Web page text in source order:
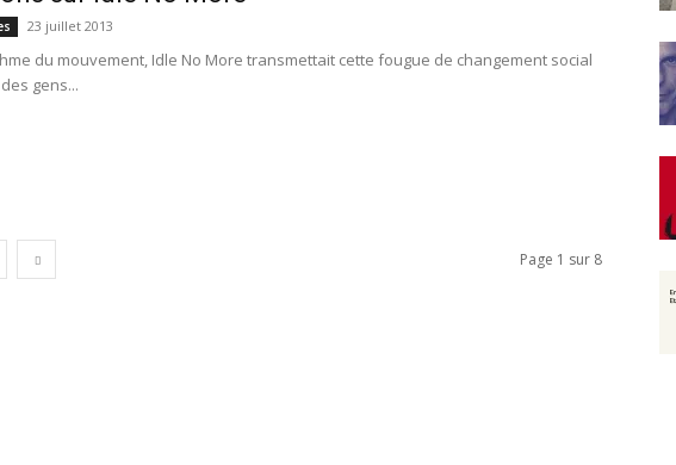
23 juillet 2013
du mouvement, Idle No More transmettait cette fougue de changement social
gens...
Page 1 sur 8